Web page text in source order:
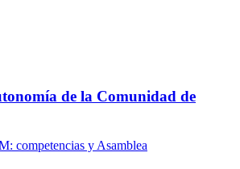
de la Comunidad de
competencias y Asamblea